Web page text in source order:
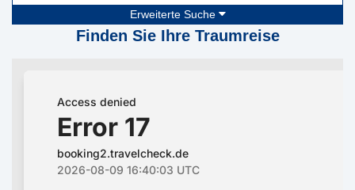
Erweiterte Suche
Finden Sie Ihre Traumreise